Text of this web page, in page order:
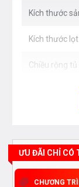
Kích thước
Kích thước
Chiều rộng tủ
ƯU ĐÃI CHỈ CÓ
CHƯƠNG